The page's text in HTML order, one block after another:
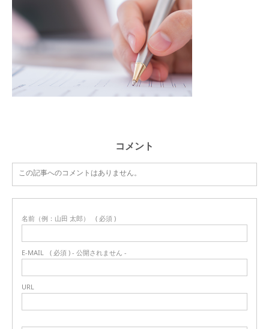
コメント
この記事へのコメントはありません。
名前（例：山田 太郎） ( 必須 )
E-MAIL ( 必須 ) - 公開されません -
URL